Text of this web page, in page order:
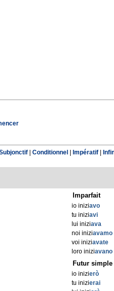
Conditionnel Impératif
Imparfait
io iniziavo
tu iniziavi
lui iniziava
noi iniziavamo
voi iniziavate
loro iniziavano
Futur simple
io inizierò
tu inizierai